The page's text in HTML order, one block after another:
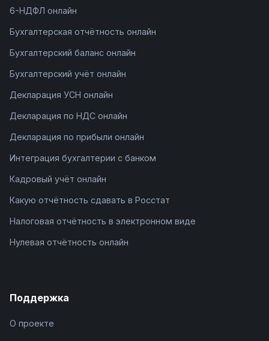
6-НДФЛ онлайн
Бухгалтерская отчётность онлайн
Бухгалтерский баланс онлайн
Бухгалтерский учёт онлайн
Декларация УСН онлайн
Декларация по НДС онлайн
Декларация по прибыли онлайн
Интеграция бухгалтерии с банком
Кадровый учёт онлайн
Какую отчётность сдавать в Росстат
Налоговая отчётность в электронном виде
Нулевая отчётность онлайн
Поддержка
О проекте